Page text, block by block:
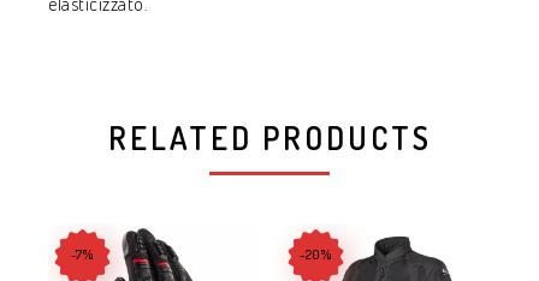
RELATED PRODUCTS
-7% -20%